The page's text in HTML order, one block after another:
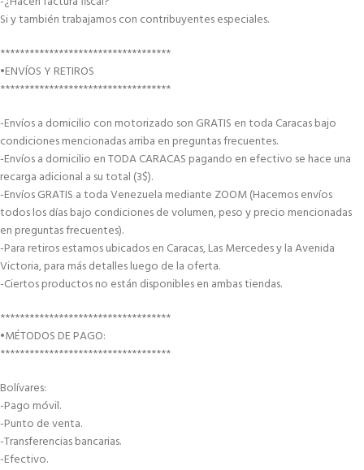
Si y también trabajamos con contribuyentes especiales.
***********************************
•ENVÍOS Y RETIROS
***********************************
-Envíos a domicilio con motorizado son GRATIS en toda Caracas bajo
condiciones mencionadas arriba en preguntas frecuentes.
-Envíos a domicilio en TODA CARACAS pagando en efectivo se hace una
recarga adicional a su total (3$).
-Envíos GRATIS a toda Venezuela mediante ZOOM (Hacemos envíos
todos los días bajo condiciones de volumen, peso y precio mencionadas
en preguntas frecuentes).
-Para retiros estamos ubicados en Caracas, Las Mercedes y la Avenida
Victoria, para más detalles luego de la oferta.
-Ciertos productos no están disponibles en ambas tiendas.
***********************************
•MÉTODOS DE PAGO:
***********************************
Bolívares:
-Pago móvil.
-Punto de venta.
-Transferencias bancarias.
-Efectivo.